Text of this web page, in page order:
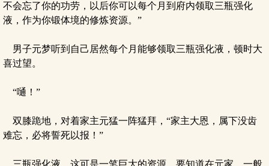
不会忘了你的功劳，以后你可以每个月到府内领取三瓶强化
液，作为你锻体境的修炼资源。”
男子元梦听到自己居然每个月能够领取三瓶强化液，顿时大
喜过望。
“嗵！”
双膝跪地，对着家主元猛一阵猛拜，“家主大恩，属下没齿
难忘，必将誓死以报！”
三瓶强化液，这可是一笔巨大的资源，要知道在元家，一般